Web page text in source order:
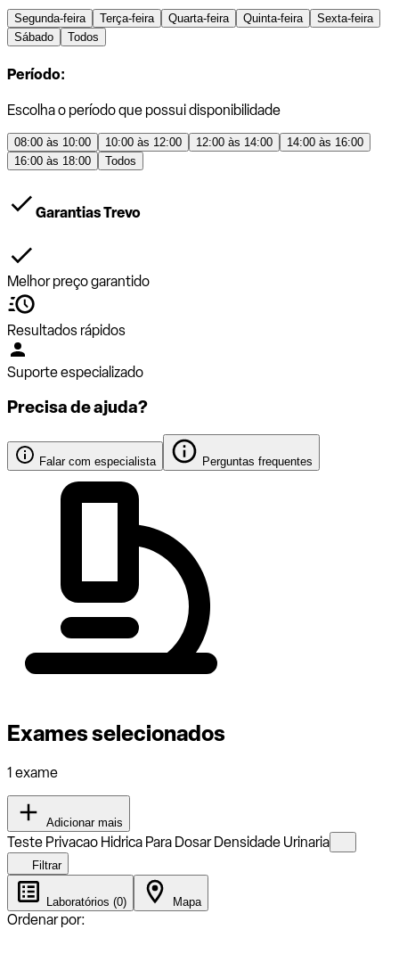
Segunda-feira Terça-feira Quarta-feira Quinta-feira
Sexta-feira
Sábado
Todos
Período:
Escolha o período que possui disponibilidade
08:00 às 10:00 10:00 às 12:00 12:00 às 14:00
14:00 às 16:00
16:00 às 18:00
Todos
Garantias Trevo
Melhor preço garantido
Resultados rápidos
Suporte especializado
Precisa de ajuda?
Falar com especialista Perguntas frequentes
Exames selecionados
1 exame
Adicionar mais
Teste Privacao Hidrica Para Dosar Densidade Urinaria
Filtrar
Laboratórios (0) Mapa
Ordenar por: